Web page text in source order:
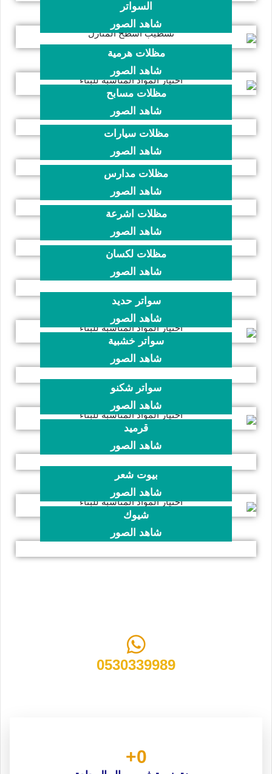
السواتر
شاهد الصور
مظلات هرمية
شاهد الصور
مظلات مسابح
شاهد الصور
مظلات سيارات
شاهد الصور
مظلات مدارس
شاهد الصور
مظلات اشرعة
شاهد الصور
مظلات لكسان
شاهد الصور
سواتر حديد
شاهد الصور
سواتر خشبية
شاهد الصور
سواتر شكنو
شاهد الصور
قرميد
شاهد الصور
بيوت شعر
شاهد الصور
شيوك
شاهد الصور
0530339989
0
+